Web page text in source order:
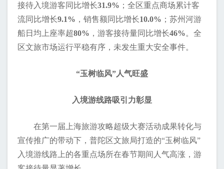
接待入境游客同比增长31.9% ；全区重点商场累计客
流同比增长9.1% ，销售额同比增长10.0% ；苏州河游
船日均上座率超80% ，游客接待量同比增长46%。全
区文旅市场运行平稳有序，未发生重大安全事件。
“玉树临风”人气旺盛
入境游线路吸引力彰显
在第一届上海旅游攻略超级大赛活动成果转化与
宣传推广的带动下，普陀区文旅局打造的“玉树临风”
入境游线路上的各重点场所在春节期间人气高涨，游